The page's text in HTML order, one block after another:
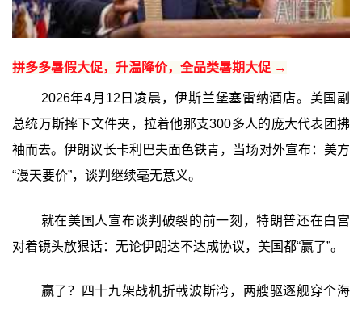
拼多多暑假大促，升温降价，全品类暑期大促 →
2026年4月12日凌晨，伊斯兰堡塞雷纳酒店。美国副
总统万斯摔下文件夹，拉着他那支300多人的庞大代表团拂
袖而去。伊朗议长卡利巴夫面色铁青，当场对外宣布：美方
“漫天要价”，谈判继续毫无意义。
就在美国人宣布谈判破裂的前一刻，特朗普还在白宫
对着镜头放狠话：无论伊朗达不达成协议，美国都“赢了”。
赢了？四十九架战机折戟波斯湾，两艘驱逐舰穿个海